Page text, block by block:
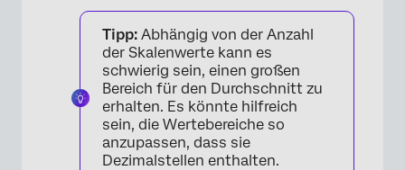
Tipp: Abhängig von der Anzahl
der Skalenwerte kann es
schwierig sein, einen großen
Bereich für den Durchschnitt zu
erhalten. Es könnte hilfreich
sein, die Wertebereiche so
anzupassen, dass sie
Dezimalstellen enthalten.